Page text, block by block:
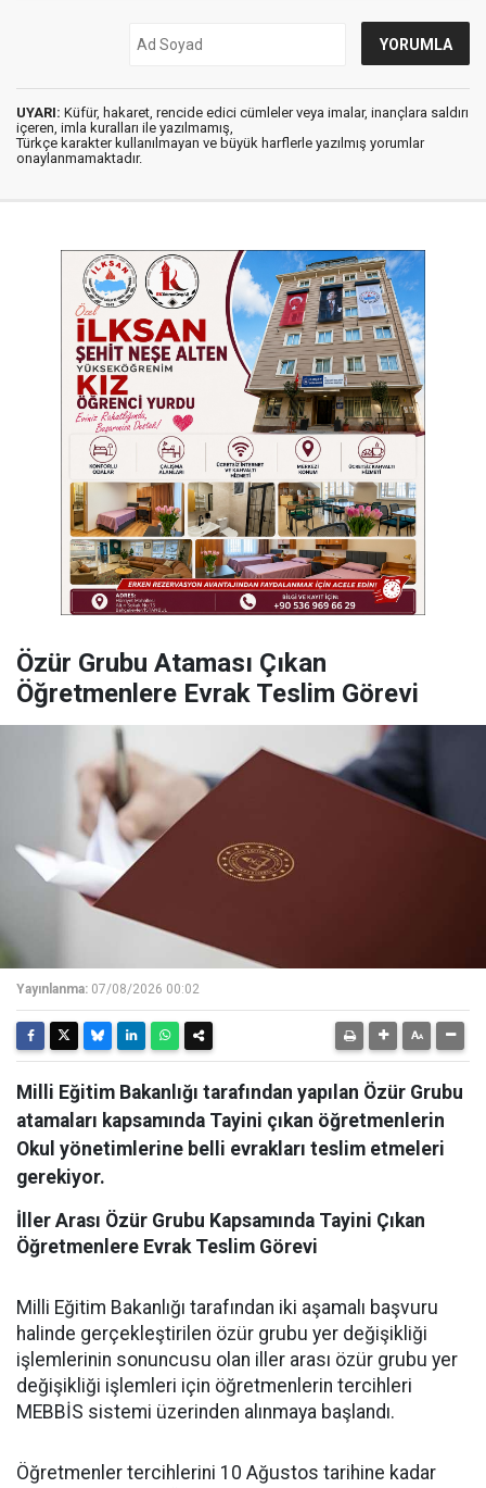
UYARI: Küfür, hakaret, rencide edici cümleler veya imalar, inançlara saldırı
içeren, imla kuralları ile yazılmamış,
Türkçe karakter kullanılmayan ve büyük harflerle yazılmış yorumlar
onaylanmamaktadır.
Özür Grubu Ataması Çıkan
Öğretmenlere Evrak Teslim Görevi
Yayınlanma: 07/08/2026 00:02
Milli Eğitim Bakanlığı tarafından yapılan Özür Grubu
atamaları kapsamında Tayini çıkan öğretmenlerin
Okul yönetimlerine belli evrakları teslim etmeleri
gerekiyor.
İller Arası Özür Grubu Kapsamında Tayini Çıkan
Öğretmenlere Evrak Teslim Görevi
Milli Eğitim Bakanlığı tarafından iki aşamalı başvuru
halinde gerçekleştirilen özür grubu yer değişikliği
işlemlerinin sonuncusu olan iller arası özür grubu yer
değişikliği işlemleri için öğretmenlerin tercihleri
MEBBİS sistemi üzerinden alınmaya başlandı.
Öğretmenler tercihlerini 10 Ağustos tarihine kadar